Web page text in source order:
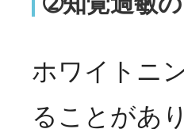
ホワイトニ
ることがあ